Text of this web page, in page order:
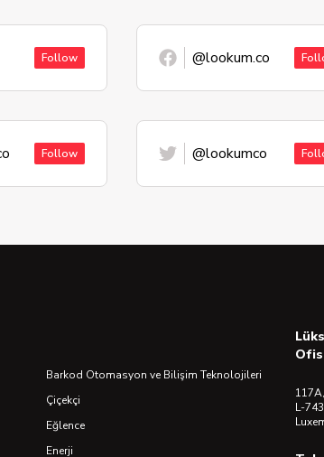
Follow @lookum.co
Follow @lookumco
Barkod Otomasyon ve Bilişim Teknolojileri
Çiçekçi
Eğlence
Enerji
Ofis
L-